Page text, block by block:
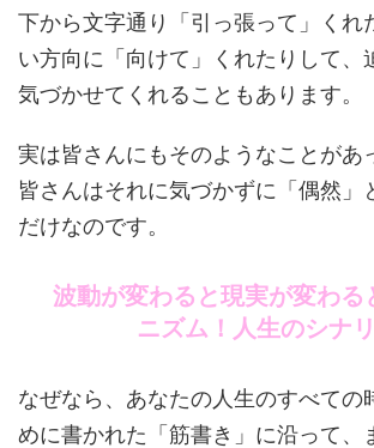
下から文字通り「引っ張って」くれ
い方向に「向けて」くれたりして、
気づかせてくれることもあります。
実は皆さんにもそのようなことがあ
皆さんはそれに気づかずに「偶然」
だけなのです。
波動が変わると現実が変わる
ニズム！人生のシナ
なぜなら、あなたの人生のすべての
めに書かれた「筋書き」に沿って、